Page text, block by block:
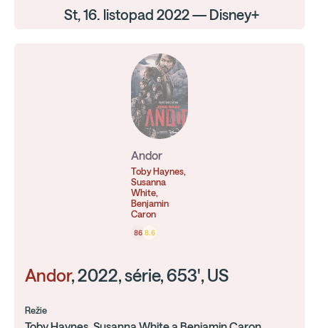
St, 16. listopad 2022 — Disney+
Andor
Toby Haynes,
Susanna
White,
Benjamin
Caron
86 8.6
Andor, 2022, série, 653', US
Režie